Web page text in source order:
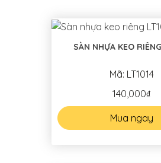
Mã: LT1014
140,000₫
Mua ngay